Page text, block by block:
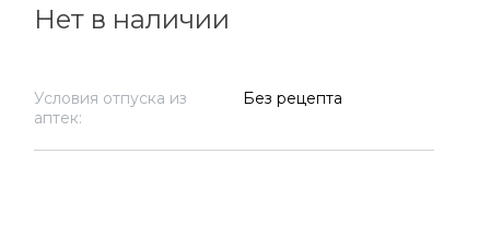
Нет в наличии
Условия отпуска из
аптек:
Без рецепта